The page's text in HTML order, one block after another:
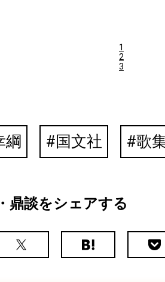
1
2
3
綱 国文社 歌
鼎談をシェアする
X（旧
は